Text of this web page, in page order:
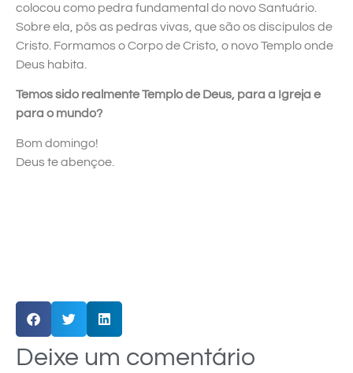
colocou como pedra fundamental do novo Santuário.
Sobre ela, pôs as pedras vivas, que são os discípulos de
Cristo. Formamos o Corpo de Cristo, o novo Templo onde
Deus habita.
Temos sido realmente Templo de Deus, para a Igreja e
para o mundo?
Bom domingo!
Deus te abençoe.
Deixe um comentário